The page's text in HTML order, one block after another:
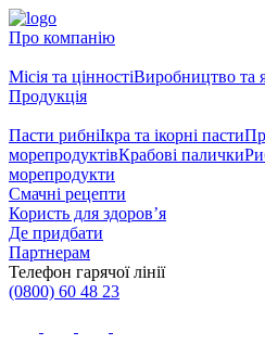
Про компанію
Місія та цінностіВиробництво та
Продукція
Пасти рибніІкра та ікорні пасти
морепродуктівКрабові палички
морепродукти
Смачні рецепти
Користь для здоров’я
Де придбати
Партнерам
Телефон гарячої лінії
(0800) 60 48 23